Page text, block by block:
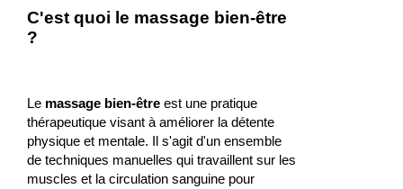
C'est quoi le massage bien-être
?
Le massage bien-êtreest une pratique
thérapeutique visant à améliorer la détente
physique et mentale. Il s'agit d'un ensemble
de techniques manuelles qui travaillent sur les
muscles et la circulation sanguine pour